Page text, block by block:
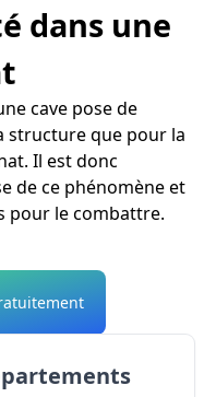
dans une
cave pose de
structure que pour la
Il est donc
de ce phénomène et
pour le combattre.